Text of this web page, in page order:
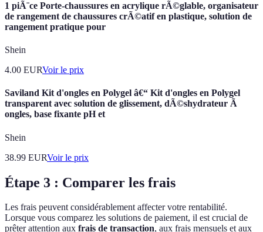
1 piÃ¨ce Porte-chaussures en acrylique rÃ©glable, organisateur
de rangement de chaussures crÃ©atif en plastique, solution de
rangement pratique pour
Shein
4.00 EURVoir le prix
Saviland Kit d'ongles en Polygel â€“ Kit d'ongles en Polygel
transparent avec solution de glissement, dÃ©shydrateur Ã
ongles, base fixante pH et
Shein
38.99 EURVoir le prix
Étape 3 : Comparer les frais
Les frais peuvent considérablement affecter votre rentabilité.
Lorsque vous comparez les solutions de paiement, il est crucial de
prêter attention aux frais de transaction, aux frais mensuels et aux